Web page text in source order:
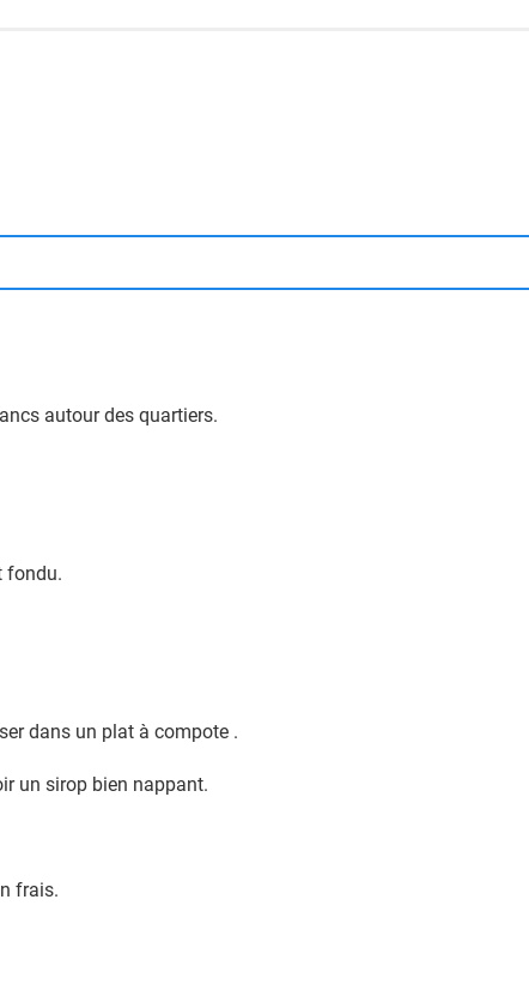
autour des quartiers.
fondu.
dans un plat à compote .
un sirop bien nappant.
frais.